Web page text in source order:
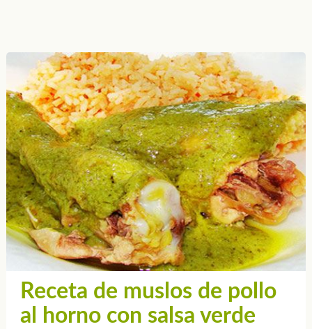
Receta de muslos de pollo
al horno con salsa verde